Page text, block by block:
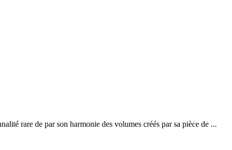
rare de par son harmonie des volumes créés par sa pièce de ...